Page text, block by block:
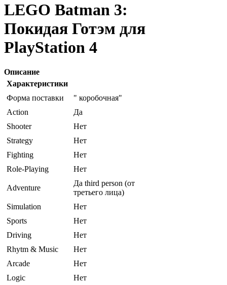
LEGO Batman 3:
Покидая Готэм для
PlayStation 4
Описание
Характеристики
Форма поставки
" коробочная"
Action
Да
Shooter
Нет
Strategy
Нет
Fighting
Нет
Role-Playing
Нет
Adventure
Да third person (от
третьего лица)
Simulation
Нет
Sports
Нет
Driving
Нет
Rhytm & Music
Нет
Arcade
Нет
Logic
Нет